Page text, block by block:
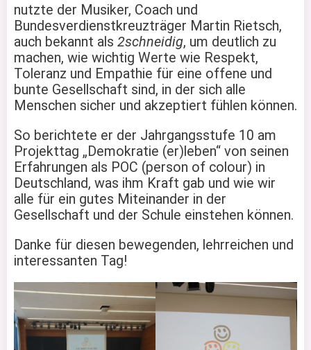
nutzte der Musiker, Coach und
Bundesverdienstkreuzträger Martin Rietsch,
auch bekannt als 2schneidig, um deutlich zu
machen, wie wichtig Werte wie Respekt,
Toleranz und Empathie für eine offene und
bunte Gesellschaft sind, in der sich alle
Menschen sicher und akzeptiert fühlen können.
So berichtete er der Jahrgangsstufe 10 am
Projekttag „Demokratie (er)leben“ von seinen
Erfahrungen als POC (person of colour) in
Deutschland, was ihm Kraft gab und wie wir
alle für ein gutes Miteinander in der
Gesellschaft und der Schule einstehen können.
Danke für diesen bewegenden, lehrreichen und
interessanten Tag!